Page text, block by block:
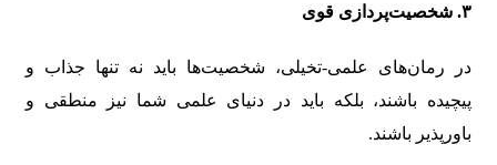
۳. شخصیت‌پردازی قوی
در رمان‌های علمی-تخیلی، شخصیت‌ها باید نه تنها جذاب و
پیچیده باشند، بلکه باید در دنیای علمی شما نیز منطقی و
باورپذیر باشند.